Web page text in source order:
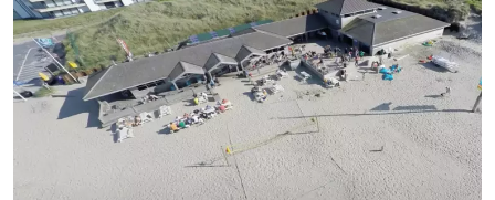
kinderen
Overnachten
Appartementen
Holiday